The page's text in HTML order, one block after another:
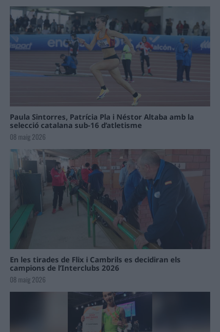
Paula Sintorres, Patrícia Pla i Néstor Altaba amb la
selecció catalana sub-16 d’atletisme
08 maig 2026
En les tirades de Flix i Cambrils es decidiran els
campions de l’Interclubs 2026
08 maig 2026